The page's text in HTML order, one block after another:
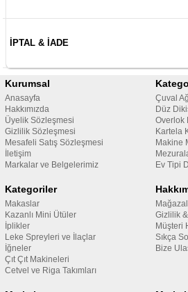
İPTAL & İADE
Kurumsal
Anasayfa
Hakkımızda
Üyelik Sözleşmesi
Gizlilik Sözleşmesi
Mesafeli Satış Sözleşmesi
İletişim
Markalar ve Belgelerimiz
Çuval
Düz
Overlok
Kartela
Makine
Ev Tipi
Kategoriler
Makaslar
Kazanlı Mini Ütüler
İplikler
Leke Spreyleri ve İlaçlar
İğneler
Çıt Çıt Makineleri
Cetvel ve Riga Takımları
Gizlilik
Müşteri
Sıkça
Bize